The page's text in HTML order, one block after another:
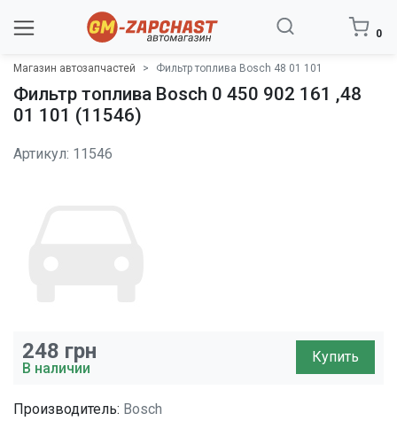
0
Магазин автозапчастей Фильтр топлива Bosch 48 01 101
Фильтр топлива Bosch 0 450 902 161 ,48
01 101 (11546)
Артикул: 11546
248 грн
В наличии
Купить
Производитель: Bosch